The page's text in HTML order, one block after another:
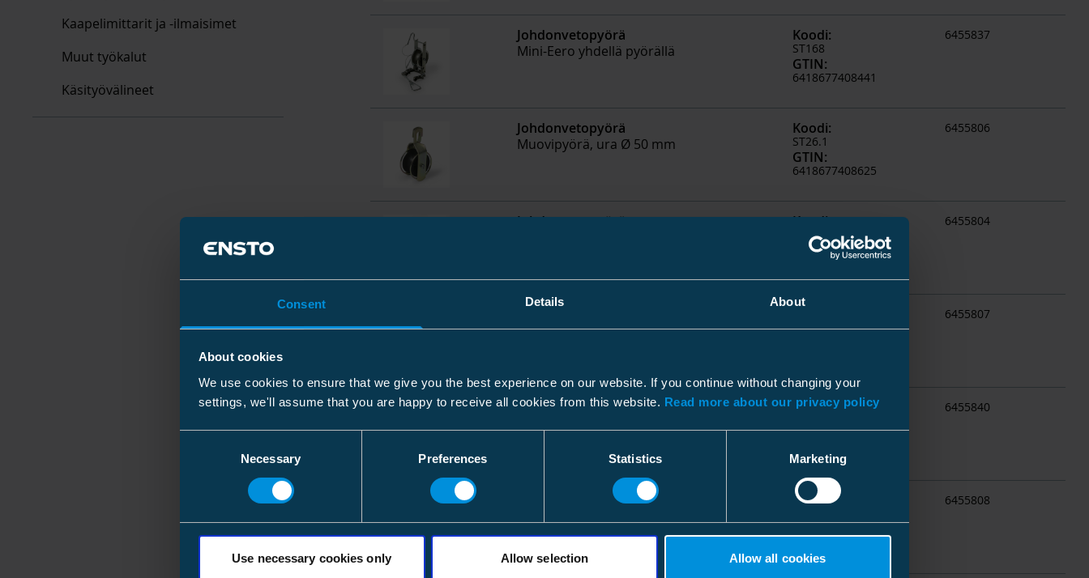
Consent Details About
About cookies
We use cookies to ensure that we give you the best experience on our website. If you continue without changing your
settings, we'll assume that you are happy to receive all cookies from this website. Read more about our privacy policy
Necessary Preferences Statistics Marketing
Use necessary cookies only Allow selection Allow all cookies
Kaapelimittarit ja -ilmaisimet
Muut työkalut
Käsityövälineet
Johdonvetopyörä
Mini-Eero yhdellä pyörällä
Koodi:
ST168
GTIN:
6418677408441
6455837
Johdonvetopyörä
Muovipyörä, ura Ø 50 mm
Koodi:
ST26.1
GTIN:
6418677408625
6455806
Johdonvetopyörä
Koodi:
ST26.11
GTIN:
6418677410116
6455804
Muovipyörä, ura Ø 50 mm
ST26.22
6455807
Johdonvetopyörä
Koodi:
GTIN:
6455840
Johdonvetopyörä
Koodi: 6455808